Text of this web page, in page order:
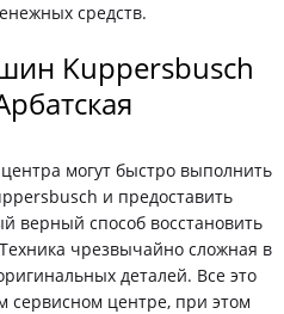
средств.
Kuppersbusch
могут быстро выполнить
и предоставить
верный способ восстановить
чрезвычайно сложная в
деталей. Все это
сервисном центре, при этом